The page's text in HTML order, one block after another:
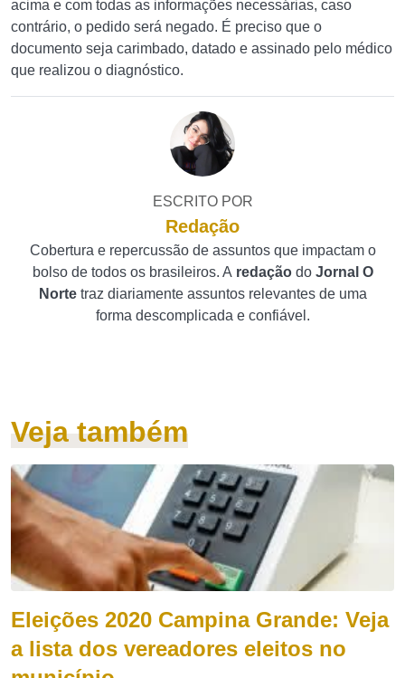
acima e com todas as informações necessárias, caso
contrário, o pedido será negado. É preciso que o
documento seja carimbado, datado e assinado pelo médico
que realizou o diagnóstico.
ESCRITO POR
Redação
Cobertura e repercussão de assuntos que impactam o
bolso de todos os brasileiros. A redação do Jornal O
Norte traz diariamente assuntos relevantes de uma
forma descomplicada e confiável.
Veja também
Eleições 2020 Campina Grande: Veja
a lista dos vereadores eleitos no